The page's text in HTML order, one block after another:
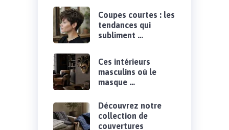
Coupes courtes : les
tendances qui
subliment …
Ces intérieurs
masculins où le
masque …
Découvrez notre
collection de
couvertures